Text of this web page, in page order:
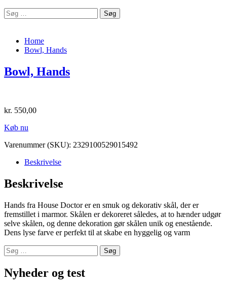
Søg
efter:
Home
Bowl, Hands
Bowl, Hands
kr. 550,00
Køb nu
Varenummer (SKU): 2329100529015492
Beskrivelse
Beskrivelse
Hands fra House Doctor er en smuk og dekorativ skål, der er
fremstillet i marmor. Skålen er dekoreret således, at to hænder udgør
selve skålen, og denne dekoration gør skålen unik og enestående.
Dens lyse farve er perfekt til at skabe en hyggelig og varm
Søg
efter:
Nyheder og test